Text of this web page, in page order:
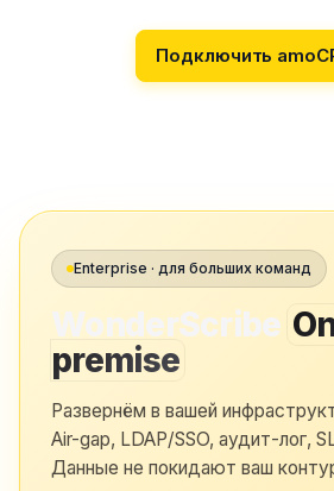
Подключить
Enterprise · для больших команд
WonderScribe
premise
Развернём в вашей
Air-gap, LDAP/SSO, аудит-лог,
Данные не покидают ваш